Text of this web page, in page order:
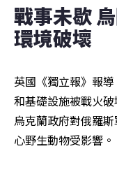
戰事未歇
環境破壞
英國《獨立報》報
和基礎設施被戰火
烏克蘭政府對俄羅
心野生動物受影響。